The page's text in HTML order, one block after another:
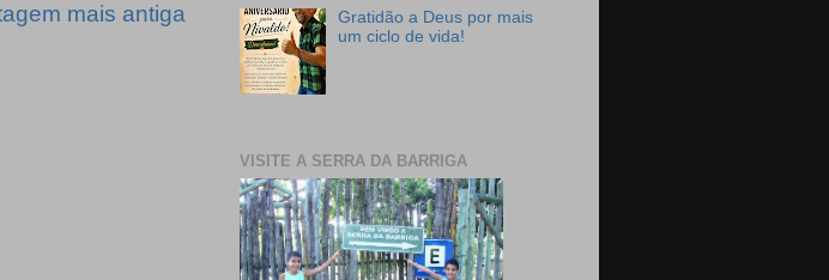
mais antiga
Gratidão a Deus por mais
um ciclo de vida!
VISITE A SERRA DA BARRIGA